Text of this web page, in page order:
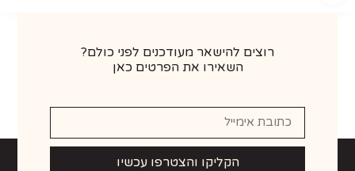
רוצים להישאר מעודכנים לפני כולם?
השאירו את הפרטים כאן
הקליקו והצטרפו עכשיו